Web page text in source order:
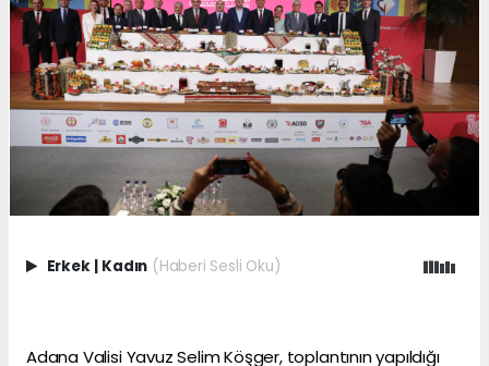
Erkek | Kadın (Haberi Sesli Oku)
Adana Valisi Yavuz Selim Köşger, toplantının yapıldığı